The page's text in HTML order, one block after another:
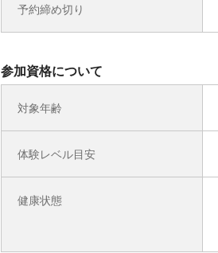
予約締め切り
参加資格について
対象年齢
体験レベル目安
健康状態